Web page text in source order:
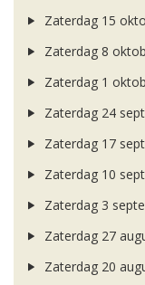
Zaterdag 15
Zaterdag 8
Zaterdag 1
Zaterdag 24
Zaterdag 17
Zaterdag 10
Zaterdag 3
Zaterdag 27
Zaterdag 20